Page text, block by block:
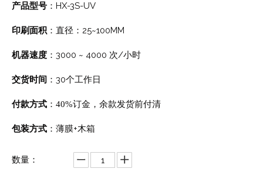
产品型号 ： HX-3S-UV
印刷面积 ： 直径：25~100MM
机器速度 ： 3000 ~ 4000 次/小时
交货时间 ： 30个工作日
付款方式 ：40%订金，余款发货前付清
包装方式 ：薄膜+木箱
数量：